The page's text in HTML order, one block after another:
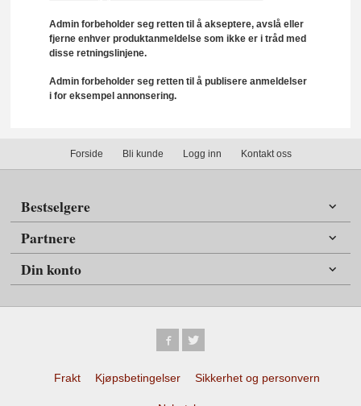
Admin forbeholder seg retten til å akseptere, avslå eller
fjerne enhver produktanmeldelse som ikke er i tråd med
disse retningslinjene.
Admin forbeholder seg retten til å publisere anmeldelser
i for eksempel annonsering.
Forside Bli kunde Logg inn Kontakt oss
Bestselgere
Partnere
Din konto
Frakt Kjøpsbetingelser Sikkerhet og personvern